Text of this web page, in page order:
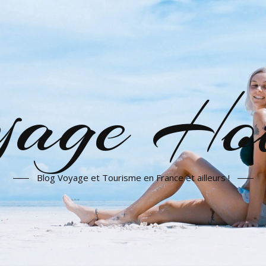
Blog Voyage et Tourisme en France et ailleurs !